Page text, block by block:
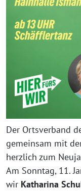
Der Ortsverband
gemeinsam mit
herzlich zum
Am Sonntag, 11.
wir Katharina